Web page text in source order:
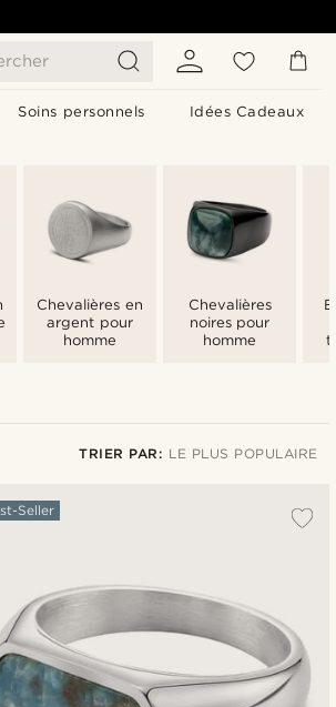
Soins personnels Idées Cadeaux
Chevalières en
argent pour
homme
Chevalières
noires pour
homme
TRIER PAR: LE PLUS POPULAIRE
Prix décroissant
Seller